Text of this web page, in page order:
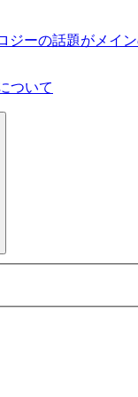
ジーの話題がメイ
ついて